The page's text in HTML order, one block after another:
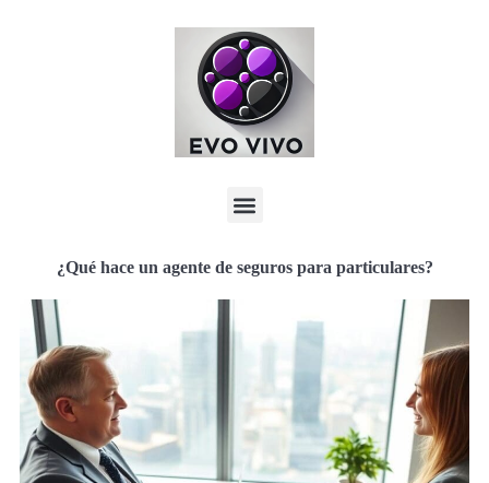
¿Qué hace un agente de seguros para particulares?